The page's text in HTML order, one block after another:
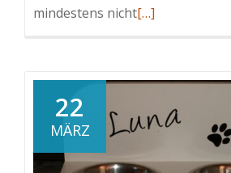
mindestens nichtRead
Hunden
[…]
22
MÄRZ